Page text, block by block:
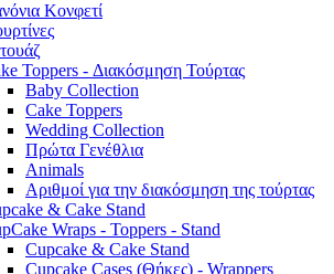
Κονφετί
Toppers - Διακόσμηση Τούρτας
Baby Collection
Cake Toppers
Wedding Collection
Πρώτα Γενέθλια
Animals
Αριθμοί για την διακόσμηση της τούρτας
& Cake Stand
Wraps - Toppers - Stand
Cupcake & Cake Stand
Cupcake Cases (Θήκες) - Wrappers